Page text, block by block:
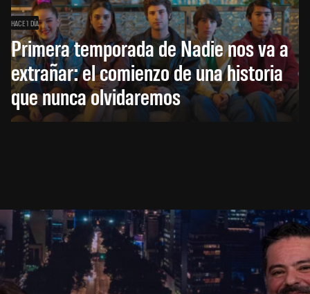
HACE 1 DÍA
Primera temporada de Nadie nos va a
extrañar: el comienzo de una historia
que nunca olvidaremos